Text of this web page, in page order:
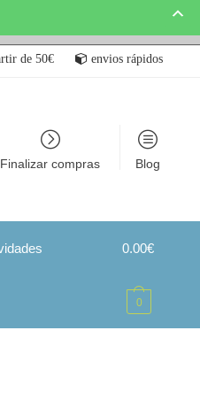
de 50€ envios rápidos
Finalizar compras Blog
0.00€
0